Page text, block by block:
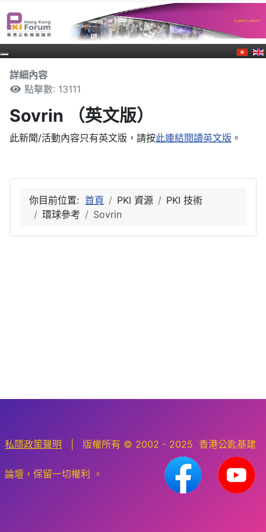
詳細內容
點擊數: 13111
Sovrin （英文版）
此新聞/活動內容只有英文版，請按此連結閱讀英文版 。
你目前位置: 首頁 PKI 資源
PKI 技術
環球參考
Sovrin
私隱政策聲明 | 版權所有 © 2002 - 2025 香港公匙基建
論壇，保留一切權利 。